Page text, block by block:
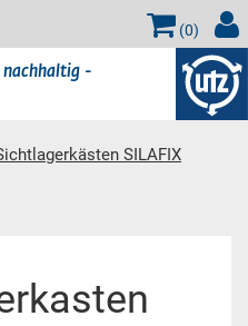
(0)
-
SILAFIX